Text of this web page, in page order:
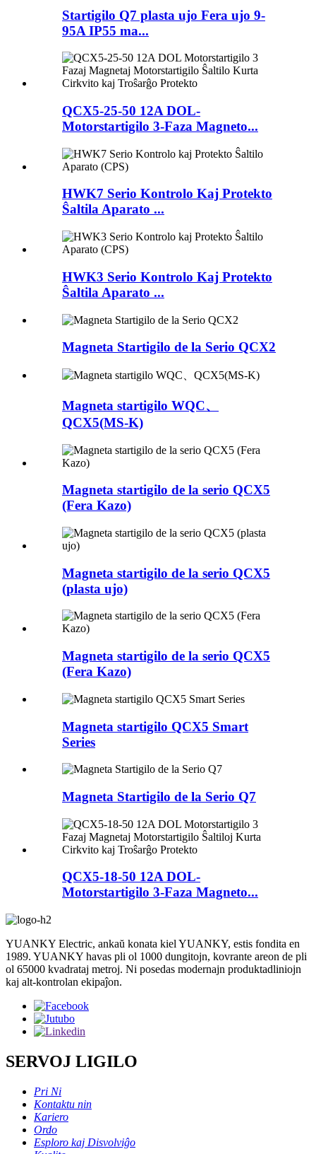
Startigilo Q7 plasta ujo Fera ujo 9-
95A IP55 ma...
QCX5-25-50 12A DOL-
Motorstartigilo 3-Faza Magneto...
HWK7 Serio Kontrolo Kaj Protekto
Ŝaltila Aparato ...
HWK3 Serio Kontrolo Kaj Protekto
Ŝaltila Aparato ...
Magneta Startigilo de la Serio QCX2
Magneta startigilo WQC、
QCX5(MS-K)
Magneta startigilo de la serio QCX5
(Fera Kazo)
Magneta startigilo de la serio QCX5
(plasta ujo)
Magneta startigilo de la serio QCX5
(Fera Kazo)
Magneta startigilo QCX5 Smart
Series
Magneta Startigilo de la Serio Q7
QCX5-18-50 12A DOL-
Motorstartigilo 3-Faza Magneto...
YUANKY Electric, ankaŭ konata kiel YUANKY, estis fondita en
1989. YUANKY havas pli ol 1000 dungitojn, kovrante areon de pli
ol 65000 kvadrataj metroj. Ni posedas modernajn produktadliniojn
kaj alt-kontrolan ekipaĵon.
SERVOJ LIGILO
Pri Ni
Kontaktu nin
Kariero
Ordo
Esploro kaj Disvolviĝo